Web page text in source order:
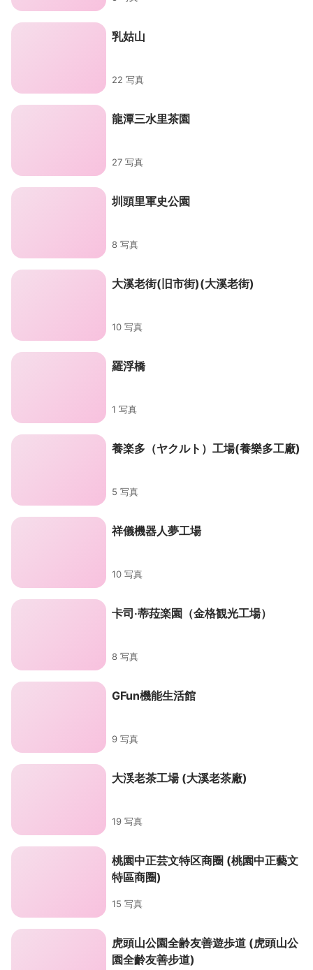
乳姑山
22 写真
龍潭三水里茶園
27 写真
圳頭里軍史公園
8 写真
大溪老街(旧市街)(大溪老街)
10 写真
羅浮橋
1 写真
養楽多（ヤクルト）工場(養樂多工廠)
5 写真
祥儀機器人夢工場
10 写真
卡司‧蒂菈楽園（金格観光工場）
8 写真
GFun機能生活館
9 写真
大渓老茶工場 (大溪老茶廠)
19 写真
桃園中正芸文特区商圈 (桃園中正藝文
特區商圈)
15 写真
虎頭山公園全齢友善遊歩道 (虎頭山公
園全齡友善步道)